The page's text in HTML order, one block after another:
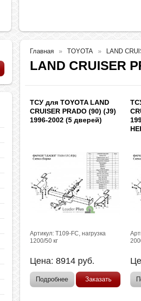
Главная TOYOTA LAND
LAND CRUISER
ТСУ для TOYOTA LAND
CRUISER PRADO (90) (J9)
1996-2002 (5 дверей)
Артикул: T109-FC, нагрузка
1200/50 кг
Цена: 8914 руб.
Подробнее Заказать